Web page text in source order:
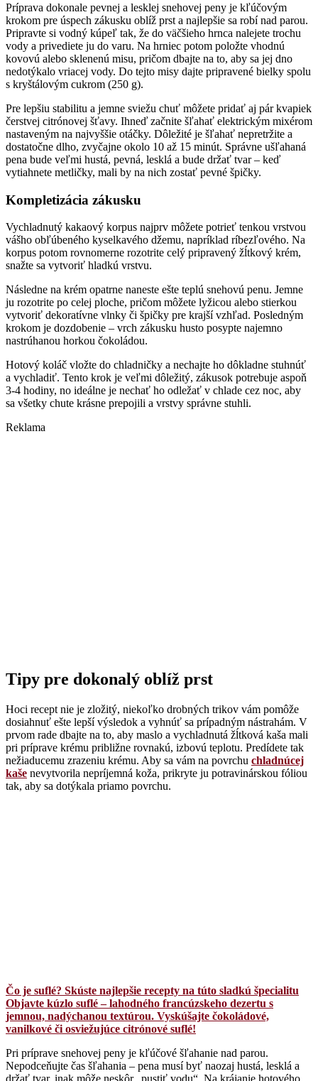
Príprava dokonale pevnej a lesklej snehovej peny je kľúčovým
krokom pre úspech zákusku oblíž prst a najlepšie sa robí nad parou.
Pripravte si vodný kúpeľ tak, že do väčšieho hrnca nalejete trochu
vody a privediete ju do varu. Na hrniec potom položte vhodnú
kovovú alebo sklenenú misu, pričom dbajte na to, aby sa jej dno
nedotýkalo vriacej vody. Do tejto misy dajte pripravené bielky spolu
s kryštálovým cukrom (250 g).
Pre lepšiu stabilitu a jemne sviežu chuť môžete pridať aj pár kvapiek
čerstvej citrónovej šťavy. Ihneď začnite šľahať elektrickým mixérom
nastaveným na najvyššie otáčky. Dôležité je šľahať nepretržite a
dostatočne dlho, zvyčajne okolo 10 až 15 minút. Správne ušľahaná
pena bude veľmi hustá, pevná, lesklá a bude držať tvar – keď
vytiahnete metličky, mali by na nich zostať pevné špičky.
Kompletizácia zákusku
Vychladnutý kakaový korpus najprv môžete potrieť tenkou vrstvou
vášho obľúbeného kyselkavého džemu, napríklad ríbezľového. Na
korpus potom rovnomerne rozotrite celý pripravený žĺtkový krém,
snažte sa vytvoriť hladkú vrstvu.
Následne na krém opatrne naneste ešte teplú snehovú penu. Jemne
ju rozotrite po celej ploche, pričom môžete lyžicou alebo stierkou
vytvoriť dekoratívne vlnky či špičky pre krajší vzhľad. Posledným
krokom je dozdobenie – vrch zákusku husto posypte najemno
nastrúhanou horkou čokoládou.
Hotový koláč vložte do chladničky a nechajte ho dôkladne stuhnúť
a vychladiť. Tento krok je veľmi dôležitý, zákusok potrebuje aspoň
3-4 hodiny, no ideálne je nechať ho odležať v chlade cez noc, aby
sa všetky chute krásne prepojili a vrstvy správne stuhli.
Reklama
Tipy pre dokonalý oblíž prst
Hoci recept nie je zložitý, niekoľko drobných trikov vám pomôže
dosiahnuť ešte lepší výsledok a vyhnúť sa prípadným nástrahám. V
prvom rade dbajte na to, aby maslo a vychladnutá žĺtková kaša mali
pri príprave krému približne rovnakú, izbovú teplotu. Predídete tak
nežiaducemu zrazeniu krému. Aby sa vám na povrchu chladnúcej
kaše nevytvorila nepríjemná koža, prikryte ju potravinárskou fóliou
tak, aby sa dotýkala priamo povrchu.
Čo je suflé? Skúste najlepšie recepty na túto sladkú špecialitu
Objavte kúzlo suflé – lahodného francúzskeho dezertu s
jemnou, nadýchanou textúrou. Vyskúšajte čokoládové,
vanilkové či osviežujúce citrónové suflé!
Pri príprave snehovej peny je kľúčové šľahanie nad parou.
Nepodceňujte čas šľahania – pena musí byť naozaj hustá, lesklá a